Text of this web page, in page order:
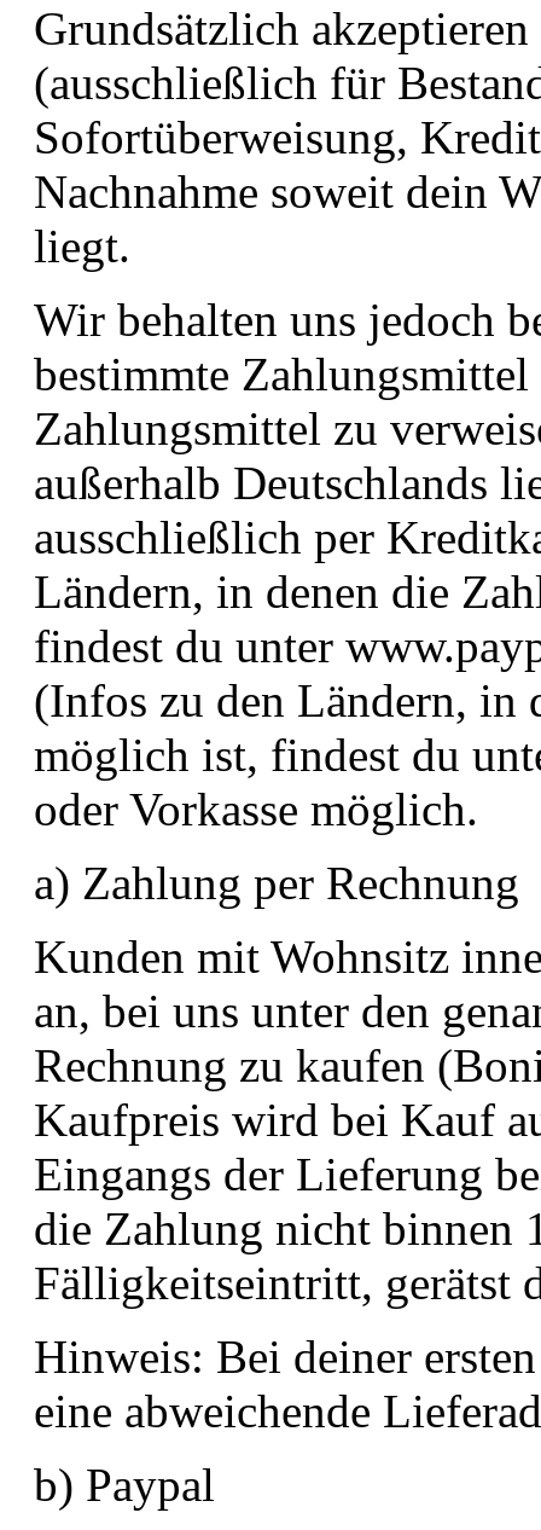
Grundsätzlich
(ausschließlich für
Sofortüberweisung,
Nachnahme soweit dein
liegt.
Wir behalten uns jedoch
bestimmte
Zahlungsmittel zu
außerhalb Deutschlands
ausschließlich per
Ländern, in denen die
findest du unter
(Infos zu den Ländern, in
möglich ist, findest du
oder Vorkasse möglich.
a) Zahlung per Rechnung
Kunden mit Wohnsitz
an, bei uns unter den
Rechnung zu kaufen
Kaufpreis wird bei Kauf
Eingangs der Lieferung
die Zahlung nicht binnen
Fälligkeitseintritt, gerätst
Hinweis: Bei deiner
eine abweichende
b) Paypal